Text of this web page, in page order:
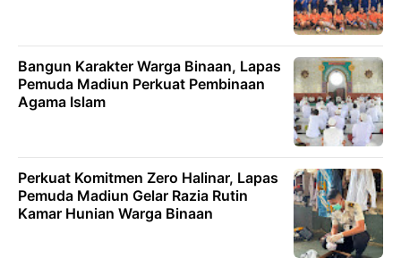
Bangun Karakter Warga Binaan, Lapas
Pemuda Madiun Perkuat Pembinaan
Agama Islam
Perkuat Komitmen Zero Halinar, Lapas
Pemuda Madiun Gelar Razia Rutin
Kamar Hunian Warga Binaan